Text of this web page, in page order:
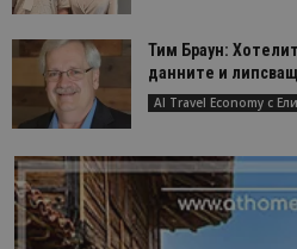
Тим Браун:
данните и
AI Travel Economy с